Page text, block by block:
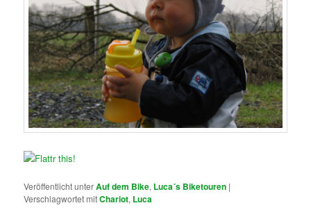
Veröffentlicht unterAuf dem Bike, Luca´s Biketouren |
Verschlagwortet mitChariot, Luca